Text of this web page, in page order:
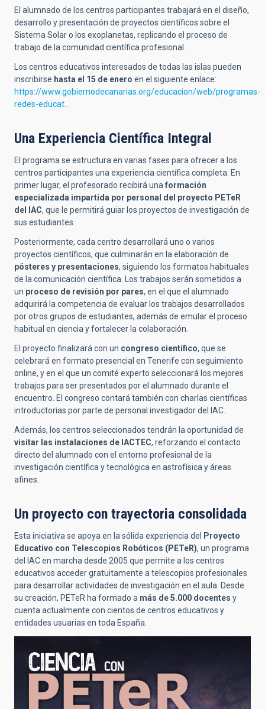
El alumnado de los centros participantes trabajará en el diseño,
desarrollo y presentación de proyectos científicos sobre el
Sistema Solar o los exoplanetas, replicando el proceso de
trabajo de la comunidad científica profesional.
Los centros educativos interesados de todas las islas pueden
inscribirse hasta el 15 de enero en el siguiente enlace:
https://www.gobiernodecanarias.org/educacion/web/programas-
redes-educat…
Una Experiencia Científica Integral
El programa se estructura en varias fases para ofrecer a los
centros participantes una experiencia científica completa. En
primer lugar, el profesorado recibirá unaformación
especializada impartida por personal del proyecto PETeR
del IAC, que le permitirá guiar los proyectos de investigación de
sus estudiantes.
Posteriormente, cada centro desarrollará uno o varios
proyectos científicos, que culminarán en la elaboración de
pósteres y presentaciones, siguiendo los formatos habituales
de la comunicación científica. Los trabajos serán sometidos a
un proceso de revisión por pares, en el que el alumnado
adquirirá la competencia de evaluar los trabajos desarrollados
por otros grupos de estudiantes, además de emular el proceso
habitual en ciencia y fortalecer la colaboración.
El proyecto finalizará con un congreso científico, que se
celebrará en formato presencial en Tenerife con seguimiento
online, y en el que un comité experto seleccionará los mejores
trabajos para ser presentados por el alumnado durante el
encuentro. El congreso contará también con charlas científicas
introductorias por parte de personal investigador del IAC.
Además, los centros seleccionados tendrán la oportunidad de
visitar las instalaciones de IACTEC, reforzando el contacto
directo del alumnado con el entorno profesional de la
investigación científica y tecnológica en astrofísica y áreas
afines.
Un proyecto con trayectoria consolidada
Esta iniciativa se apoya en la sólida experiencia del
Proyecto
Educativo con Telescopios Robóticos (PETeR), un programa
del IAC en marcha desde 2005 que permite a los centros
educativos acceder gratuitamente a telescopios profesionales
para desarrollar actividades de investigación en el aula. Desde
su creación, PETeR ha formado a más de 5.000 docentes y
cuenta actualmente con cientos de centros educativos y
entidades usuarias en toda España.